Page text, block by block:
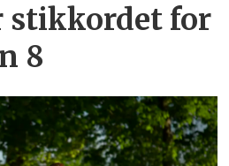
stikkordet for
8